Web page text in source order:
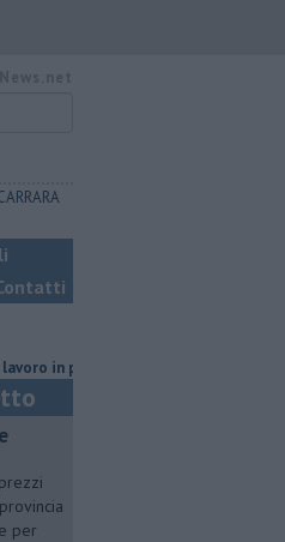
di Arezzo
per